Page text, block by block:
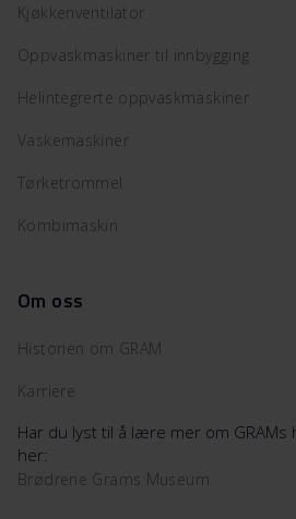
Kjøkkenventilator
Oppvaskmaskiner til innbygging
Helintegrerte oppvaskmaskiner
Vaskemaskiner
Tørketrommel
Kombimaskin
Om oss
Historien om GRAM
Karriere
Har du lyst til å lære mer om
her:
Brødrene Grams Museum